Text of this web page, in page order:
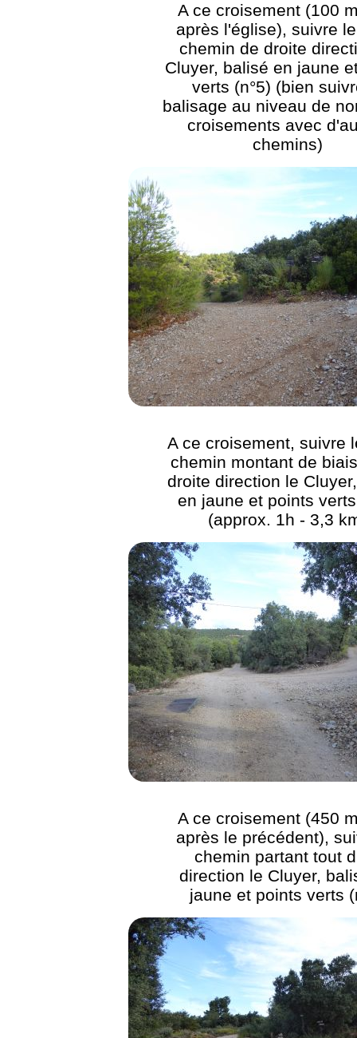
A ce croisement (100
après l'église), suivre
chemin de droite
Cluyer, balisé en jaune
verts (n°5) (bien
balisage au niveau de
croisements avec
chemins)
A ce croisement, suivre
chemin montant de
droite direction le
en jaune et points
(approx. 1h - 3,3
A ce croisement (450
après le précédent),
chemin partant tout
direction le Cluyer,
jaune et points verts